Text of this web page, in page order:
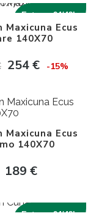
Entrega 24/48h
Maxicuna Ecus
140X70
254€ -15%
Maxicuna Ecus
140X70
189€